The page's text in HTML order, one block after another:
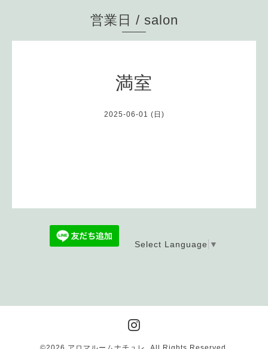
営業日 / salon
満室
2025-06-01 (日)
Select Language ▼